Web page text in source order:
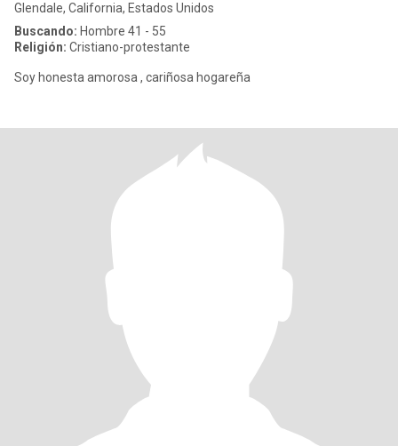
Glendale, California, Estados Unidos
Buscando: Hombre 41 - 55
Religión: Cristiano-protestante
Soy honesta amorosa , cariñosa hogareña